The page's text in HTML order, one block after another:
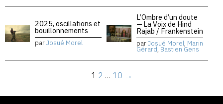
2025, oscillations et
bouillonnements
parJosué Morel
L’Ombre d’un doute
— La Voix de Hind
Rajab / Frankenstein
parJosué Morel, Marin
Gérard, Bastien Gens
1 2 … 10 →